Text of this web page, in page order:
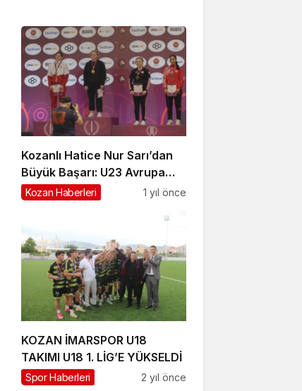
Kozanlı Hatice Nur Sarı’dan
Büyük Başarı: U23 Avrupa
Şampiyonası’nda Bronz
Kozan Haberleri 1 yıl önce
KOZAN İMARSPOR U18
TAKIMI U18 1. LİG’E YÜKSELDİ
Spor Haberleri 2 yıl önce